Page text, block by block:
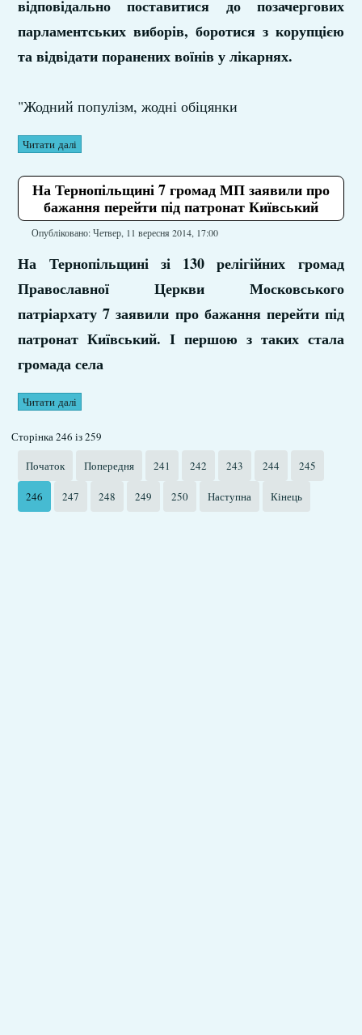
відповідально поставитися до позачергових
парламентських виборів, боротися з корупцією
та відвідати поранених воїнів у лікарнях.
"Жодний популізм, жодні обіцянки
Читати далі
На Тернопільщині 7 громад МП заявили про
бажання перейти під патронат Київський
Опубліковано: Четвер, 11 вересня 2014, 17:00
На Тернопільщині зі 130 релігійних громад
Православної Церкви Московського
патріархату 7 заявили про бажання перейти під
патронат Київський. І першою з таких стала
громада села
Читати далі
Сторінка 246 із 259
Початок
Попередня 241 242 243 244 245
246 247 248 249 250 Наступна Кінець